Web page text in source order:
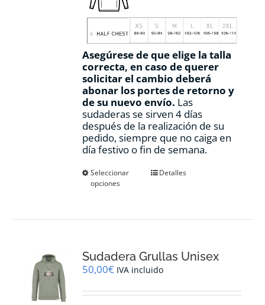
Asegúrese de que elige la talla
correcta, en caso de querer
solicitar el cambio deberá
abonar los portes de retorno y
de su nuevo envío. Las
sudaderas se sirven 4 días
después de la realización de su
pedido, siempre que no caiga en
día festivo o fin de semana.
Seleccionar
opciones
Este
se
pueden
en
Detalles
Sudadera Grullas Unisex
50,00€ IVA incluido